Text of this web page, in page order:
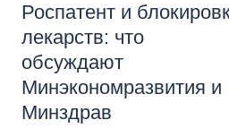
Роспатент и
лекарств: что
обсуждают
Минэкономразвития и
Минздрав